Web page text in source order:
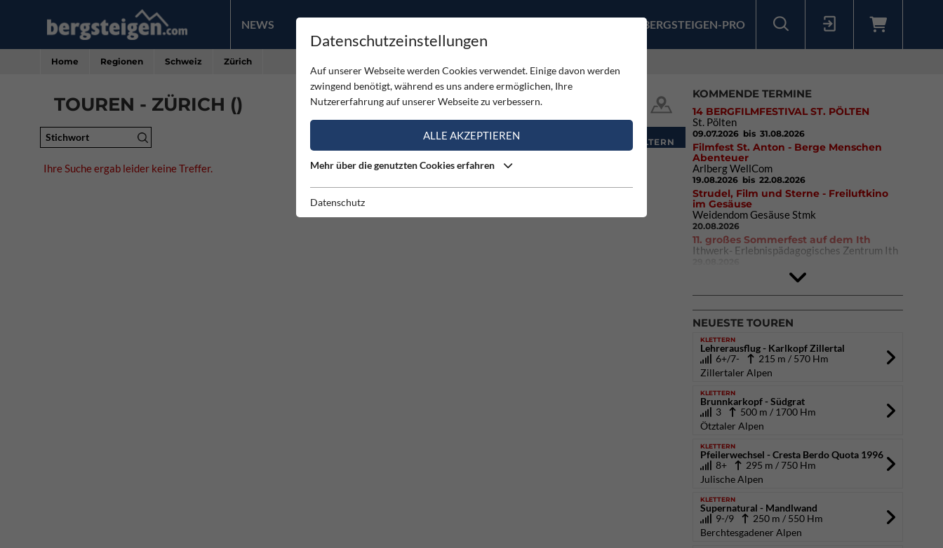
NEWS PRODUKTE BERGSTEIGEN-PRO
Home Regionen Schweiz Zürich
TOUREN - ZÜRICH ()
Stichwort
Ihre Suche ergab leider keine Treffer.
KOMMENDE TERMINE
14 BERGFILMFESTIVAL ST. PÖLTEN
St. Pölten
09.07.2026 bis 31.08.2026
Filmfest St. Anton - Berge Menschen
Abenteuer
Arlberg WellCom
19.08.2026 bis 22.08.2026
Strudel, Film und Sterne - Freiluftkino
im Gesäuse
Weidendom Gesäuse Stmk
20.08.2026
11. großes Sommerfest auf dem Ith
Ithwerk- Erlebnispädagogisches Zentrum Ith
DAV Kletter- & Boulderzentrum München
Süd (Thalkirchen)
NEUESTE TOUREN
KLETTERN
Lehrerausflug - Karlkopf Zillertal
6+/7-
215 m / 570 Hm
Zillertaler Alpen
KLETTERN
Brunnkarkopf - Südgrat
3
500 m / 1700 Hm
Ötztaler Alpen
KLETTERN
Pfeilerwechsel - Cresta Berdo Quota 1996
8+
295 m / 750 Hm
Julische Alpen
KLETTERN
Supernatural - Mandlwand
9-/9
250 m / 550 Hm
Berchtesgadener Alpen
Datenschutzeinstellungen
Auf unserer Webseite werden Cookies verwendet. Einige davon werden
zwingend benötigt, während es uns andere ermöglichen, Ihre
Nutzererfahrung auf unserer Webseite zu verbessern.
ALLE AKZEPTIEREN
Mehr über die genutzten Cookies erfahren
Datenschutz